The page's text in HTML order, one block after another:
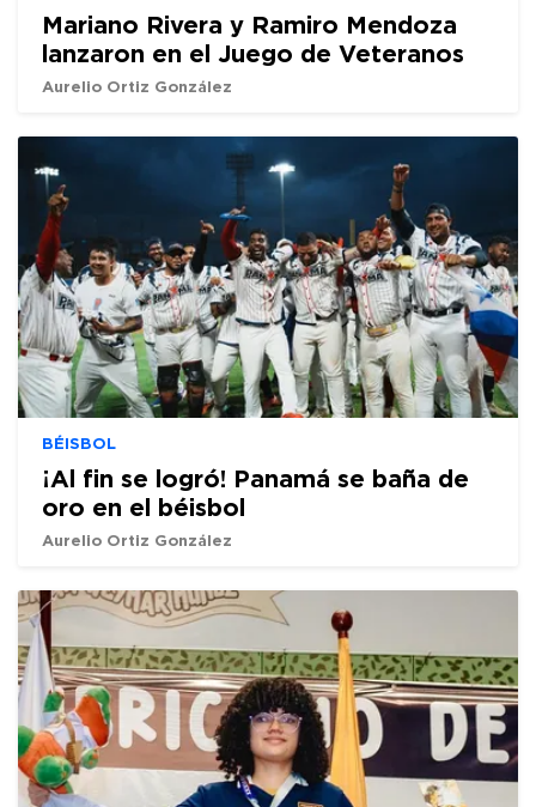
Mariano Rivera y Ramiro Mendoza
lanzaron en el Juego de Veteranos
Aurelio Ortiz González
BÉISBOL
¡Al fin se logró! Panamá se baña de
oro en el béisbol
Aurelio Ortiz González